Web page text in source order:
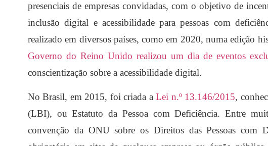
presenciais de empresas convidadas, com o objetivo de
inclusão digital e acessibilidade para pessoas com
realizado em diversos países, como em 2020, numa edição
Governo do Reino Unido realizou um dia de eventos
conscientização sobre a acessibilidade digital.
No Brasil, em 2015, foi criada aLei n.º 13.146/2015,
(LBI), ou Estatuto da Pessoa com Deficiência. Entre
convenção da ONU sobre os Direitos das Pessoas com